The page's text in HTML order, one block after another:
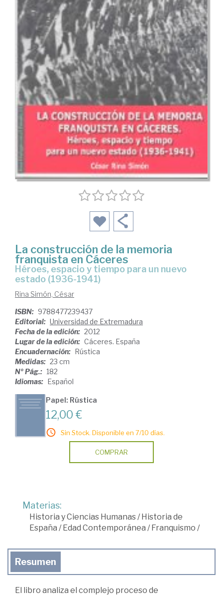
La construcción de la memoria
franquista en Cáceres
héroes, espacio y tiempo para un nuevo
estado (1936-1941)
Rina Simón, César
ISBN: 9788477239437
Editorial: Universidad de Extremadura
Fecha de la edición: 2012
Lugar de la edición: Cáceres. España
Encuadernación: Rústica
Medidas: 23 cm
Nº Pág.: 182
Idiomas: Español
Papel: Rústica
12,00 €
Sin Stock. Disponible en 7/10 días.
COMPRAR
Materias:
Historia y Ciencias Humanas/Historia de
España /Edad Contemporánea /Franquismo /
Resumen
El libro analiza el complejo proceso de